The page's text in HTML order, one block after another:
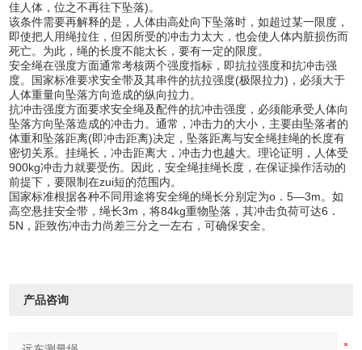
佳人体，位之不再往下坠落)。
该条件需要再解释的是，人体由高处向下坠落时，如超过某一限度，
即使把人用绳拉住，但因所受的冲击力太大，也会使人体内脏损伤而
死亡。为此，绳的长度不能太长，要有一定的限度。
安全绳在强度方面通常考核两个强度指标，即抗拉强度和抗冲击强
度。国家标准要求安全带及其串件的抗拉强度(极限拉力)，必须大于
人体重量向坠落方向造成的纵向拉力。
抗冲击强度方面要求安全绳及配件的抗冲击强度，必须能承受人体向
坠落方向坠落造成的冲击力。通常，冲击力的大小，主要由坠落者的
体重和坠落距离(即冲击距离)决定，坠落距离与安全绳挂绳的长度有
密切关系。挂绳长，冲击距离大，冲击力也越大。理论证明，人体受
900kg冲击力就要受伤。因此，安全绳挂绳长度，在保证操作活动的
前提下，要限制在zui短的范围内。
国家标准根据各种不同用途将安全绳的绳长分别定为o．5—3m。如
高空悬挂安全带，绳长3m，将84kg重物坠落，其冲击负荷可达6．
5N，距致伤冲击力尚差三分之一左右，可确保安全。
产品咨询